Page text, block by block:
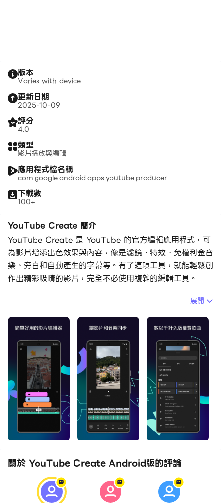
版本
Varies with device
更新日期
2025-10-09
評分
4.0
類型
影片播放與編輯
應用程式檔名稱
com.google.android.apps.youtube.producer
下載數
100+
YouTube Create 簡介
YouTube Create 是 YouTube 的官方編輯應用程式，可
為影片增添出色效果與內容，像是濾鏡、特效、免權利金音
樂、旁白和自動產生的字幕等。有了這項工具，就能輕鬆創
作出精彩吸睛的影片，完全不必使用複雜的編輯工具。
• 在同一處輕鬆結合影片、相片和音訊
• 剪輯並裁剪短片
• 提供 40 多種轉場效果，讓你自由選擇如何串接出順暢的
• 加快或放慢影片
新一代影片編輯工具
• 輕觸一下即可自動在影片中加入字幕 (支援數種語言)
• 運用音訊清理工具，輕鬆消除惱人的背景噪音
• 透過去背效果移除影片背景
音樂與音訊
• 利用數千首免權利金音樂曲目和音效，打造更生動的影片
• 分析配樂節拍，讓你輕鬆為短片定調
• 在應用程式中就能直接錄製影片旁白
展開
關於 YouTube Create Android版的評論